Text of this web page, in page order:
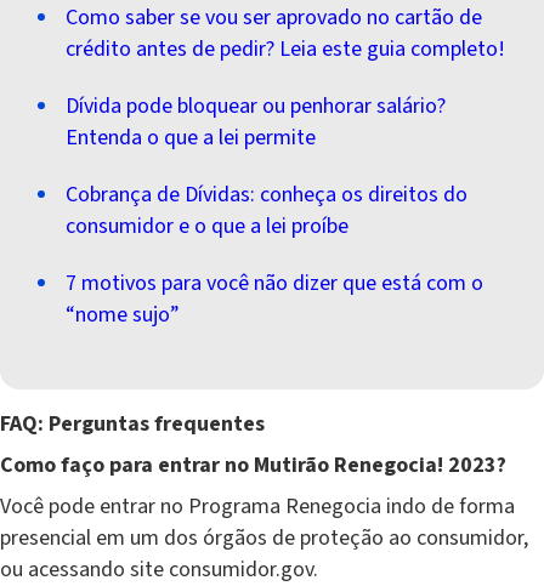
Como saber se vou ser aprovado no cartão de
crédito antes de pedir? Leia este guia completo!
Dívida pode bloquear ou penhorar salário?
Entenda o que a lei permite
Cobrança de Dívidas: conheça os direitos do
consumidor e o que a lei proíbe
7 motivos para você não dizer que está com o
“nome sujo”
FAQ: Perguntas frequentes
Como faço para entrar no Mutirão Renegocia! 2023?
Você pode entrar no Programa Renegocia indo de forma
presencial em um dos órgãos de proteção ao consumidor,
ou acessando site consumidor.gov.